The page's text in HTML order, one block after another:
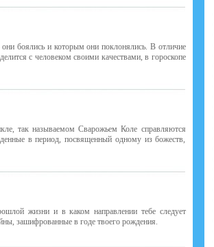
боялись и которым они поклонялись. Вотличие
с человеком своими качествами, в гороскопе
так называемом Сварожьем Коле справляются
в период, посвященный одному из божеств,
жизни и в каком направлении тебе следует
зашифрованные в годе твоего рождения.